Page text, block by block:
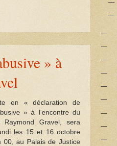
» à
en « déclaration de
» à l’encontre du
Raymond Gravel, sera
les 15 et 16 octobre
00, au Palais de Justice